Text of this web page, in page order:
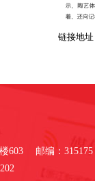
链接地
603 邮编：315175